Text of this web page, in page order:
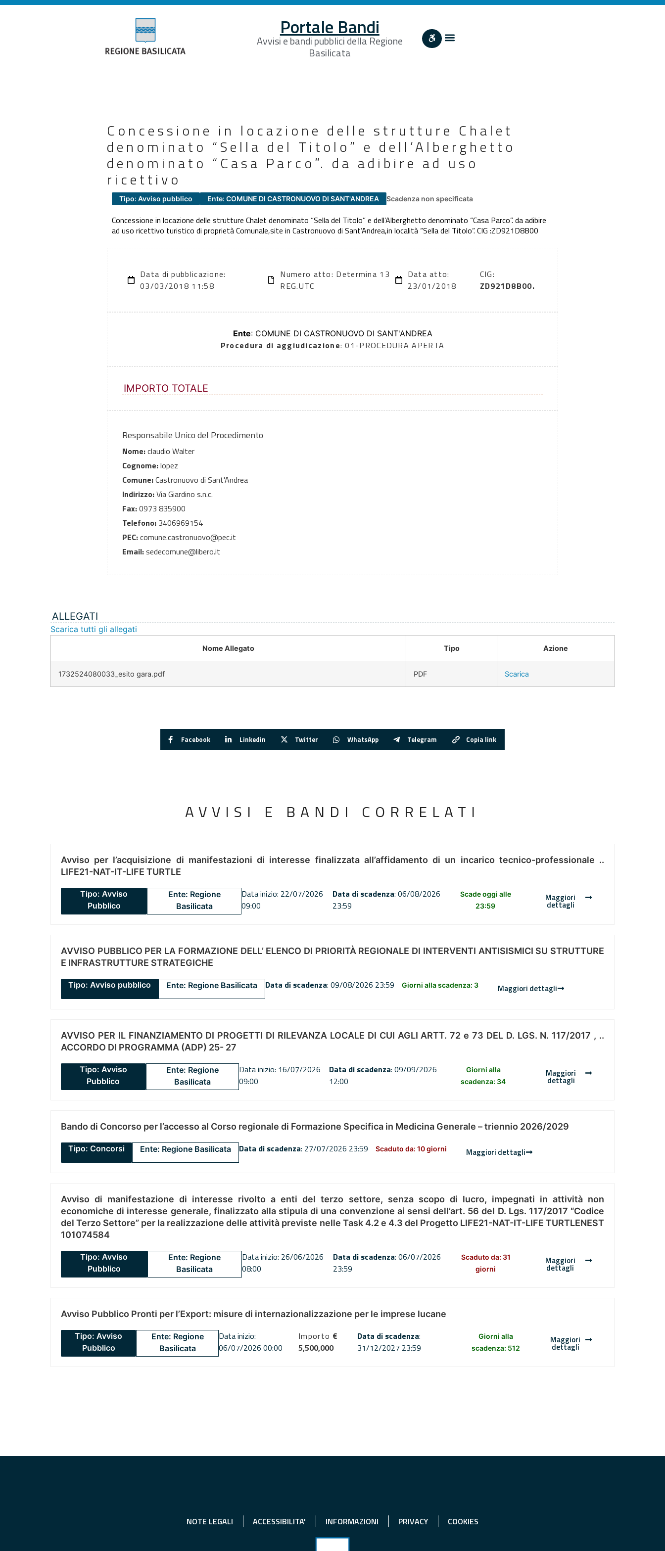
Portale Bandi
Avvisi e bandi pubblici della Regione
Basilicata
Concessione in locazione delle strutture Chalet
denominato “Sella del Titolo” e dell’Alberghetto
denominato “Casa Parco”. da adibire ad uso
ricettivo
Tipo: Avviso pubblico Ente: COMUNE DI CASTRONUOVO DI SANT'ANDREA Scadenza non specificata
Concessione in locazione delle strutture Chalet denominato “Sella del Titolo” e dell’Alberghetto denominato “Casa Parco”. da adibire
ad uso ricettivo turistico di proprietà Comunale,site in Castronuovo di Sant’Andrea,in località “Sella del Titolo”. CIG :ZD921D8B00
Data di pubblicazione:
03/03/2018 11:58
Numero atto: Determina 13
REG.UTC
Data atto:
23/01/2018
CIG:
ZD921D8B00.
Ente: COMUNE DI CASTRONUOVO DI SANT'ANDREA
Procedura di aggiudicazione: 01-PROCEDURA APERTA
IMPORTO TOTALE
Responsabile Unico del Procedimento
Nome:claudio Walter
Cognome:lopez
Comune:Castronuovo di Sant'Andrea
Indirizzo:Via Giardino s.n.c.
Fax:0973 835900
Telefono: 3406969154
PEC:comune.castronuovo@pec.it
Email:sedecomune@libero.it
ALLEGATI
Scarica tutti gli allegati
Nome Allegato Tipo Azione
1732524080033_esito gara.pdf PDF Scarica
Facebook Linkedin Twitter WhatsApp Telegram Copia link
AVVISI E BANDI CORRELATI
Avviso per l’acquisizione di manifestazioni di interesse finalizzata all’affidamento di un incarico tecnico-professionale ..
LIFE21-NAT-IT-LIFE TURTLE
Tipo: Avviso
Pubblico
Ente: Regione
Basilicata
Data inizio: 22/07/2026
09:00
Data di scadenza: 06/08/2026
23:59
Scade oggi alle
23:59
Maggiori
dettagli
AVVISO PUBBLICO PER LA FORMAZIONE DELL’ ELENCO DI PRIORITÀ REGIONALE DI INTERVENTI ANTISISMICI SU STRUTTURE
E INFRASTRUTTURE STRATEGICHE
Tipo: Avviso pubblico Ente: Regione Basilicata Data di scadenza: 09/08/2026 23:59 Giorni alla scadenza: 3 Maggiori dettagli
AVVISO PER IL FINANZIAMENTO DI PROGETTI DI RILEVANZA LOCALE DI CUI AGLI ARTT. 72 e 73 DEL D. LGS. N. 117/2017 , ..
ACCORDO DI PROGRAMMA (ADP) 25- 27
Tipo: Avviso
Pubblico
Ente: Regione
Basilicata
Data inizio: 16/07/2026
09:00
Data di scadenza: 09/09/2026
12:00
Giorni alla
scadenza: 34
Maggiori
dettagli
Bando di Concorso per l’accesso al Corso regionale di Formazione Specifica in Medicina Generale – triennio 2026/2029
Tipo: Concorsi Ente: Regione Basilicata Data di scadenza: 27/07/2026 23:59 Scaduto da: 10 giorni Maggiori dettagli
Avviso di manifestazione di interesse rivolto a enti del terzo settore, senza scopo di lucro, impegnati in attività non
economiche di interesse generale, finalizzato alla stipula di una convenzione ai sensi dell’art. 56 del D. Lgs. 117/2017 “Codice
del Terzo Settore” per la realizzazione delle attività previste nelle Task 4.2 e 4.3 del Progetto LIFE21-NAT-IT-LIFE TURTLENEST
101074584
Tipo: Avviso
Pubblico
Ente: Regione
Basilicata
Data inizio: 26/06/2026
08:00
Data di scadenza: 06/07/2026
23:59
Scaduto da: 31
giorni
Maggiori
dettagli
Avviso Pubblico Pronti per l’Export: misure di internazionalizzazione per le imprese lucane
Tipo: Avviso
Pubblico
Ente: Regione
Basilicata
Data inizio:
06/07/2026 00:00
Importo €
5,500,000
Data di scadenza:
31/12/2027 23:59
Giorni alla
scadenza: 512
Maggiori
dettagli
NOTE LEGALI ACCESSIBILITA' INFORMAZIONI PRIVACY COOKIES